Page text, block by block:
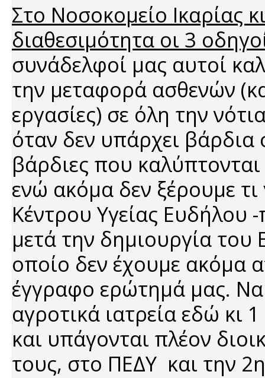
Στο Νοσοκομείο Ικαρίας
διαθεσιμότητα οι 3
συνάδελφοί μας αυτοί
την μεταφορά ασθενών
εργασίες) σε όλη την
όταν δεν υπάρχει
βάρδιες που
ενώ ακόμα δεν ξέρουμε
Κέντρου Υγείας Ευδήλου
μετά την δημιουργία
οποίο δεν έχουμε ακόμα
έγγραφο ερώτημά μας. Να
αγροτικά ιατρεία εδώ κι
και υπάγονται πλέον
τους, στο ΠΕΔΥ και την